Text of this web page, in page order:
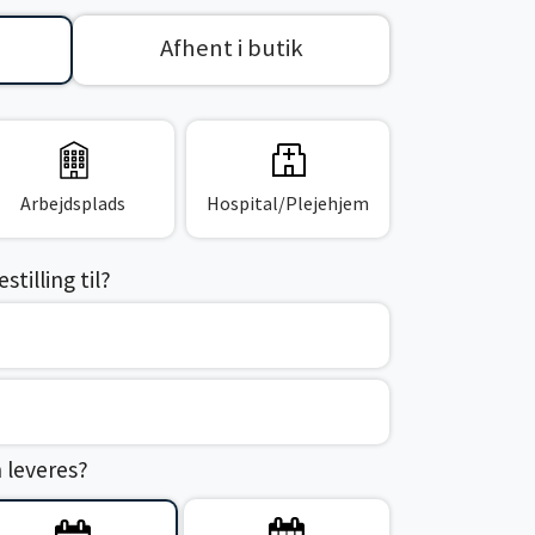
Afhent i butik
Arbejdsplads Hospital/Plejehjem
til?